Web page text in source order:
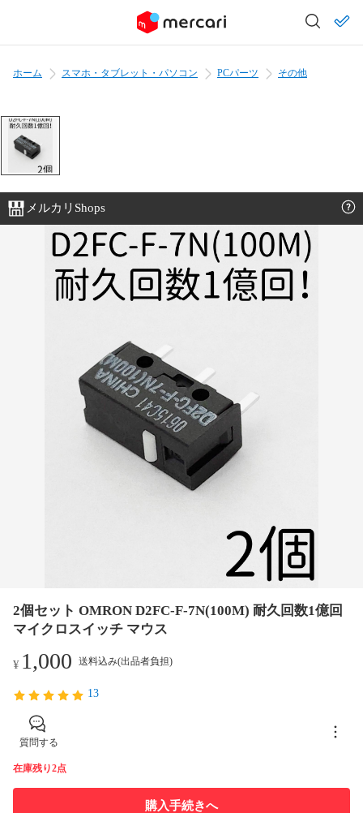
ホーム スマホ・タブレット・パソコン PCパーツ その他
メルカリShops
2個セット OMRON D2FC-F-7N(100M) 耐久回数1億回
マイクロスイッチ マウス
¥ 1,000 送料込み(出品者負担)
13
質問する
在庫残り2点
購入手続きへ